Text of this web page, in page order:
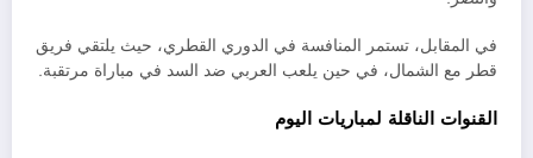
في المقابل، تستمر المنافسة في الدوري القطري، حيث يلتقي فريق
قطر مع الشمال، في حين يلعب العربي ضد السد في مباراة مرتقبة.
القنوات الناقلة لمباريات اليوم